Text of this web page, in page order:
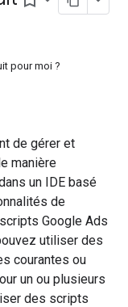
pour moi ?
de gérer et
manière
un IDE basé
de
Google Ads
utiliser des
courantes ou
un ou plusieurs
des scripts